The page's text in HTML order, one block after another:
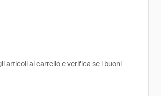
articoli al carrello e verifica se i buoni